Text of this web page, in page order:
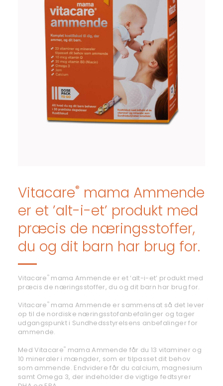
Vitacare® mama Ammende
er et ’alt-i-et’ produkt med
præcis de næringsstoffer,
du og dit barn har brug for.
Vitacare®mama Ammende er et ’alt-i-et’ produkt med
præcis de næringsstoffer, du og dit barn har brug for.
Vitacare®mama Ammende er sammensat så det lever
op til de nordiske næringsstofanbefalinger og tager
udgangspunkt i Sundhedsstyrelsens anbefalinger for
ammende.
Med Vitacare® mama Ammende får du 13 vitaminer og
10 mineraler i mængder, som er tilpasset dit behov
som ammende. Endvidere får du calcium, magnesium
samt Omega 3, der indeholder de vigtige fedtsyrer